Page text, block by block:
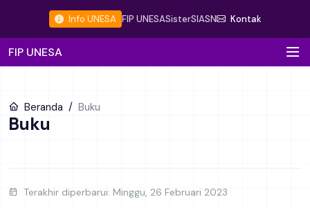
Info UNESA FIP UNESASisterSIASN Kontak
FIP UNESA
Beranda Buku
Buku
Terakhir diperbarui: Minggu, 26 Februari 2023